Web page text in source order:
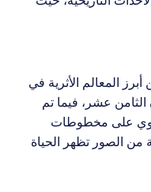
المعالم الأثرية في
الثامن عشر، فيما تم
على مخطوطات
من الصور تظهر الحياة